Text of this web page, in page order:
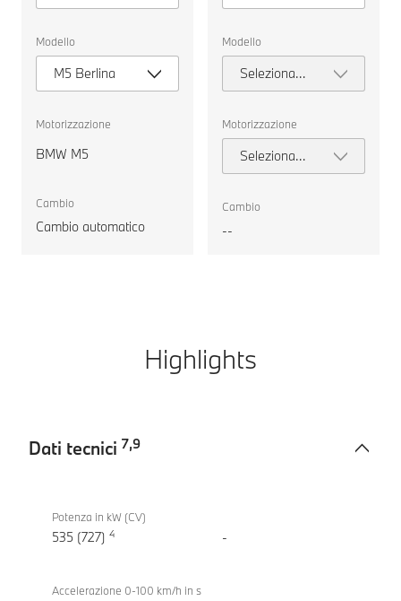
Modello
M5 Berlina
Motorizzazione
BMW M5
Cambio
Cambio automatico
serie
Modello
Seleziona
modello
Motorizzazione
Seleziona
motorizzazione
Cambio
--
Highlights
Dati tecnici 7,9
tecnici
M5
Potenza in kW (CV)
535 (727) 4 -
Accelerazione 0-100 km/h in s